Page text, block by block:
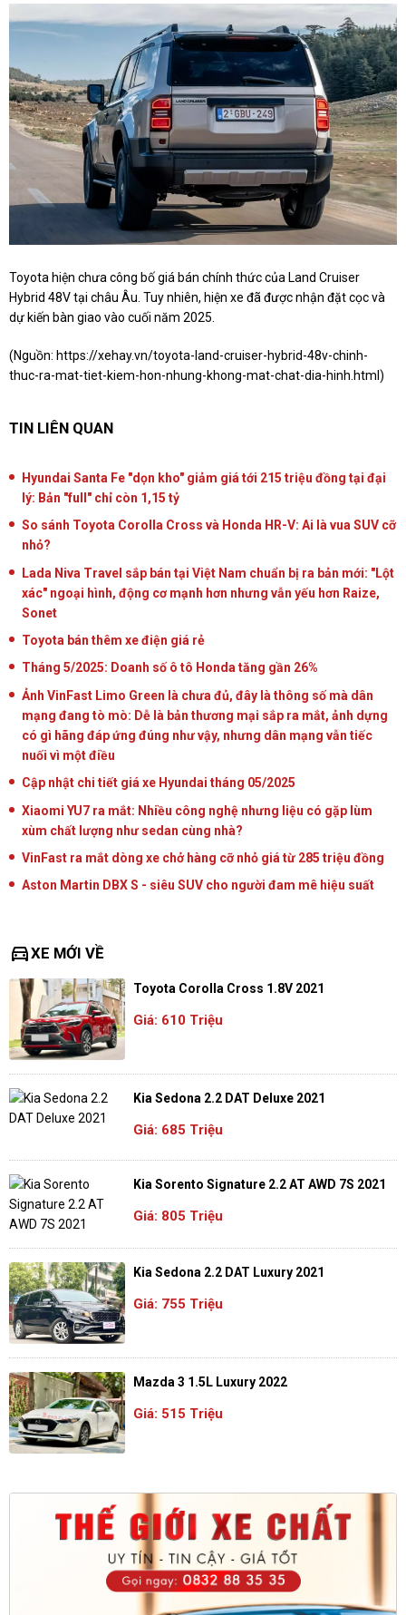
Toyota hiện chưa công bố giá bán chính thức của Land Cruiser
Hybrid 48V tại châu Âu. Tuy nhiên, hiện xe đã được nhận đặt cọc và
dự kiến bàn giao vào cuối năm 2025.
(Nguồn: https://xehay.vn/toyota-land-cruiser-hybrid-48v-chinh-
thuc-ra-mat-tiet-kiem-hon-nhung-khong-mat-chat-dia-hinh.html )
TIN LIÊN QUAN
Hyundai Santa Fe "dọn kho" giảm giá tới 215 triệu đồng tại đại
lý: Bản "full" chỉ còn 1,15 tỷ
So sánh Toyota Corolla Cross và Honda HR-V: Ai là vua SUV cỡ
nhỏ?
Lada Niva Travel sắp bán tại Việt Nam chuẩn bị ra bản mới: "Lột
xác" ngoại hình, động cơ mạnh hơn nhưng vẫn yếu hơn Raize,
Sonet
Toyota bán thêm xe điện giá rẻ
Tháng 5/2025: Doanh số ô tô Honda tăng gần 26%
Ảnh VinFast Limo Green là chưa đủ, đây là thông số mà dân
mạng đang tò mò: Dễ là bản thương mại sắp ra mắt, ảnh dựng
có gì hãng đáp ứng đúng như vậy, nhưng dân mạng vẫn tiếc
nuối vì một điều
Cập nhật chi tiết giá xe Hyundai tháng 05/2025
Xiaomi YU7 ra mắt: Nhiều công nghệ nhưng liệu có gặp lùm
xùm chất lượng như sedan cùng nhà?
VinFast ra mắt dòng xe chở hàng cỡ nhỏ giá từ 285 triệu đồng
Aston Martin DBX S - siêu SUV cho người đam mê hiệu suất
directions_carXE MỚI VỀ
Toyota Corolla Cross 1.8V 2021
Giá: 610 Triệu
Kia Sedona 2.2 DAT Deluxe 2021
Giá: 685 Triệu
Kia Sorento Signature 2.2 AT AWD 7S 2021
Giá: 805 Triệu
Kia Sedona 2.2 DAT Luxury 2021
Giá: 755 Triệu
Mazda 3 1.5L Luxury 2022
Giá: 515 Triệu